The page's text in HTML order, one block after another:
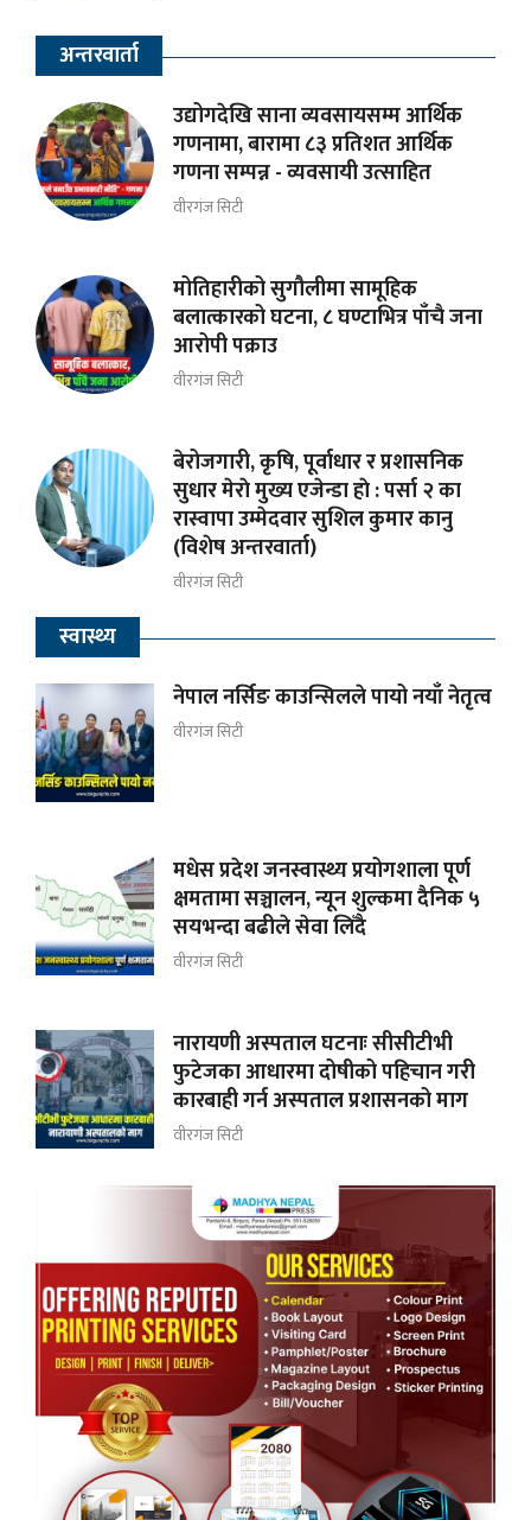
अन्तरवार्ता
उद्योगदेखि साना व्यवसायसम्म आर्थिक
गणनामा, बारामा ८३ प्रतिशत आर्थिक
गणना सम्पन्न - व्यवसायी उत्साहित
वीरगंज सिटी
मोतिहारीको सुगौलीमा सामूहिक
बलात्कारको घटना, ८ घण्टाभित्र पाँचै जना
आरोपी पक्राउ
वीरगंज सिटी
बेरोजगारी, कृषि, पूर्वाधार र प्रशासनिक
सुधार मेराे मुख्य एजेन्डा हाे : पर्सा २ का
रास्वापा उम्मेदवार सुशिल कुमार कानु
(विशेष अन्तरवार्ता)
वीरगंज सिटी
स्वास्थ्य
नेपाल नर्सिङ काउन्सिलले पायो नयाँ नेतृत्व
वीरगंज सिटी
मधेस प्रदेश जनस्वास्थ्य प्रयोगशाला पूर्ण
क्षमतामा सञ्चालन, न्यून शुल्कमा दैनिक ५
सयभन्दा बढीले सेवा लिँदै
वीरगंज सिटी
नारायणी अस्पताल घटनाः सीसीटीभी
फुटेजका आधारमा दोषीको पहिचान गरी
कारबाही गर्न अस्पताल प्रशासनको माग
वीरगंज सिटी